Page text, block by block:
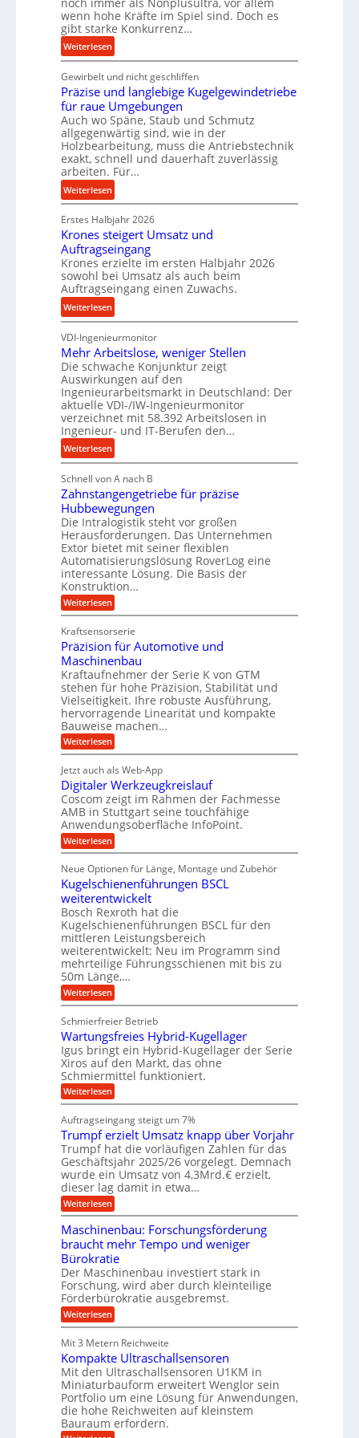
e
r
f
o
a
n
c
e
b
e
i
m
D
r
ü
c
k
p
r
z
e
s
s
wenn hohe Kräfte im Spiel sind. Doch es
gibt starke Konkurrenz…
Weiterlesen:
K
u
g
e
l
g
e
w
i
n
d
e
r
i
e
b
u
n
d
H
y
d
r
a
u
l
i
m
V
e
r
g
l
e
Gewirbelt und nicht geschliffen
Präzise und langlebige Kugelgewindetriebe
für raue Umgebungen
Auch wo Späne, Staub und Schmutz
allgegenwärtig sind, wie in der
Holzbearbeitung, muss die Antriebstechnik
exakt, schnell und dauerhaft zuverlässig
arbeiten. Für…
Weiterlesen:
P
r
ä
z
i
s
e
u
n
d
l
a
n
g
l
e
b
i
g
e
K
u
g
e
l
g
e
w
i
n
d
e
t
r
i
e
b
e
f
ü
r
r
a
e
U
m
g
e
b
u
n
g
n
Erstes Halbjahr 2026
Krones steigert Umsatz und
Auftragseingang
Krones erzielte im ersten Halbjahr 2026
sowohl bei Umsatz als auch beim
Auftragseingang einen Zuwachs.
Weiterlesen:
K
r
o
n
e
s
s
t
e
i
g
r
t
U
m
s
a
t
z
n
d
A
u
f
t
r
a
s
i
n
g
a
n
g
VDI-Ingenieurmonitor
Mehr Arbeitslose, weniger Stellen
Die schwache Konjunktur zeigt
Auswirkungen auf den
Ingenieurarbeitsmarkt in Deutschland: Der
aktuelle VDI-/IW-Ingenieurmonitor
verzeichnet mit 58.392 Arbeitslosen in
Ingenieur- und IT-Berufen den…
Weiterlesen:
M
e
h
r
A
r
b
e
i
t
s
l
o
s
e
,
w
e
n
i
g
e
r
S
t
e
l
e
n
Schnell von A nach B
Zahnstangengetriebe für präzise
Hubbewegungen
Die Intralogistik steht vor großen
Herausforderungen. Das Unternehmen
Extor bietet mit seiner flexiblen
Automatisierungslösung RoverLog eine
interessante Lösung. Die Basis der
Konstruktion…
Weiterlesen:
Z
h
n
s
t
a
n
g
e
n
g
e
t
r
i
e
b
e
f
ü
r
r
ä
z
i
s
e
H
u
b
b
e
w
e
g
u
n
g
e
n
Kraftsensorserie
Präzision für Automotive und
Maschinenbau
Kraftaufnehmer der Serie K von GTM
stehen für hohe Präzision, Stabilität und
Vielseitigkeit. Ihre robuste Ausführung,
hervorragende Linearität und kompakte
Bauweise machen…
Weiterlesen:
P
ä
z
i
s
i
o
n
f
r
A
u
t
o
m
o
t
i
v
e
u
n
d
M
a
s
c
h
i
n
n
b
a
u
Jetzt auch als Web-App
Digitaler Werkzeugkreislauf
Coscom zeigt im Rahmen der Fachmesse
AMB in Stuttgart seine touchfähige
Anwendungsoberfläche InfoPoint.
Weiterlesen:
D
g
i
t
a
l
e
r
W
e
r
k
z
e
u
g
k
r
e
i
s
l
a
u
f
Neue Optionen für Länge, Montage und Zubehör
Kugelschienenführungen BSCL
weiterentwickelt
Bosch Rexroth hat die
Kugelschienenführungen BSCL für den
mittleren Leistungsbereich
weiterentwickelt: Neu im Programm sind
mehrteilige Führungsschienen mit bis zu
50m Länge,…
Weiterlesen:
K
g
e
l
s
c
h
i
e
e
n
f
ü
h
r
u
n
g
e
B
S
C
L
w
e
i
t
e
e
n
t
w
i
c
k
Schmierfreier Betrieb
Wartungsfreies Hybrid-Kugellager
Igus bringt ein Hybrid-Kugellager der Serie
Xiros auf den Markt, das ohne
Schmiermittel funktioniert.
Weiterlesen:
W
r
t
u
n
g
s
f
r
e
i
e
s
H
y
b
r
i
d
-
u
g
e
l
l
a
g
e
Auftragseingang steigt um 7%
Trumpf erzielt Umsatz knapp über Vorjahr
Trumpf hat die vorläufigen Zahlen für das
Geschäftsjahr 2025/26 vorgelegt. Demnach
wurde ein Umsatz von 4,3Mrd.€ erzielt,
dieser lag damit in etwa…
Weiterlesen:
T
u
m
p
f
e
r
z
i
e
t
U
m
s
a
t
z
k
Maschinenbau: Forschungsförderung
braucht mehr Tempo und weniger
Bürokratie
Der Maschinenbau investiert stark in
Forschung, wird aber durch kleinteilige
Förderbürokratie ausgebremst.
Weiterlesen:
M
s
c
h
i
n
e
n
b
Mit 3 Metern Reichweite
Kompakte Ultraschallsensoren
Mit den Ultraschallsensoren U1KM in
Miniaturbauform erweitert Wenglor sein
Portfolio um eine Lösung für Anwendungen,
die hohe Reichweiten auf kleinstem
Bauraum erfordern.